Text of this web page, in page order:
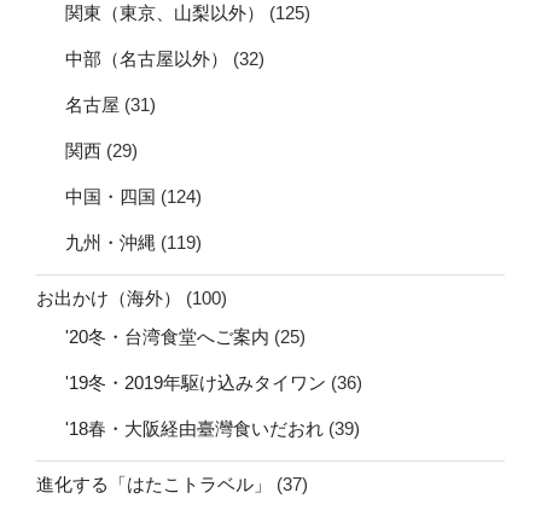
関東（東京、山梨以外） (125)
中部（名古屋以外） (32)
名古屋 (31)
関西 (29)
中国・四国 (124)
九州・沖縄 (119)
お出かけ（海外）
(100)
'20冬・台湾食堂へご案内 (25)
'19冬・2019年駆け込みタイワン (36)
'18春・大阪経由臺灣食いだおれ (39)
進化する「はたこトラベル」
(37)